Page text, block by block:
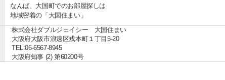
なんば、大国町でのお部屋探しは
地域密着の「大国住まい」
株式会社ダブルジェイシー 大国住まい
大阪府大阪市浪速区戎本町１丁目5-20
TEL:06-6567-8945
大阪府知事 (2) 第60200号